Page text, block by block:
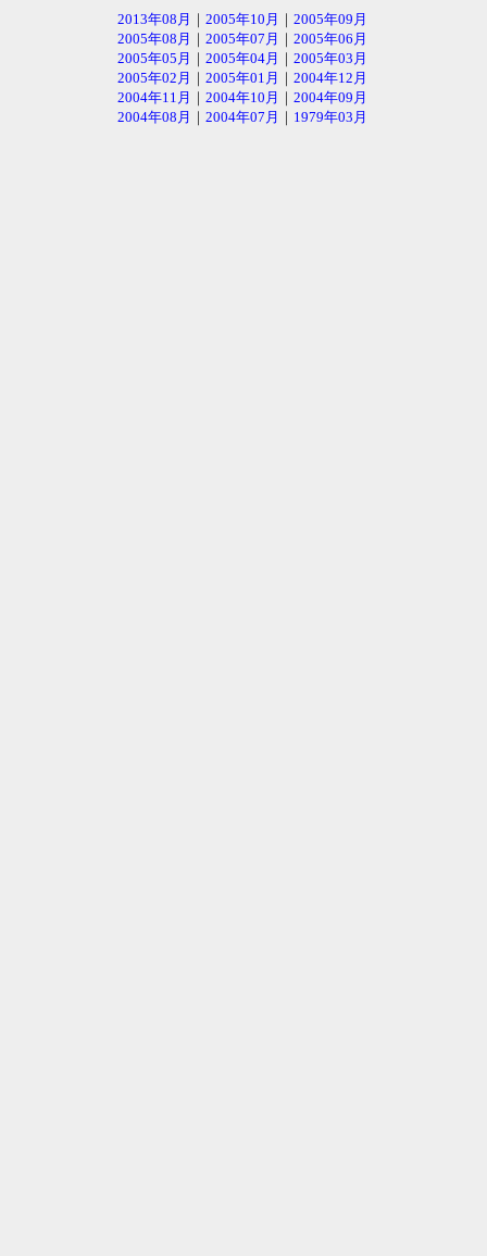
2013年08月 ｜ 2005年10月 ｜ 2005年09月
2005年08月 ｜ 2005年07月 ｜ 2005年06月
2005年05月 ｜ 2005年04月 ｜ 2005年03月
2005年02月 ｜ 2005年01月 ｜ 2004年12月
2004年11月 ｜ 2004年10月 ｜ 2004年09月
2004年08月 ｜ 2004年07月 ｜ 1979年03月